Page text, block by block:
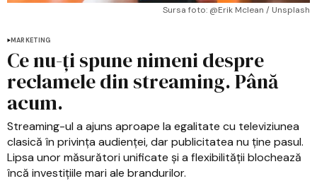
Sursa foto: @Erik Mclean / Unsplash
MARKETING
Ce nu-ți spune nimeni despre
reclamele din streaming. Până
acum.
Streaming-ul a ajuns aproape la egalitate cu televiziunea
clasică în privința audienței, dar publicitatea nu ține pasul.
Lipsa unor măsurători unificate și a flexibilității blochează
încă investițiile mari ale brandurilor.